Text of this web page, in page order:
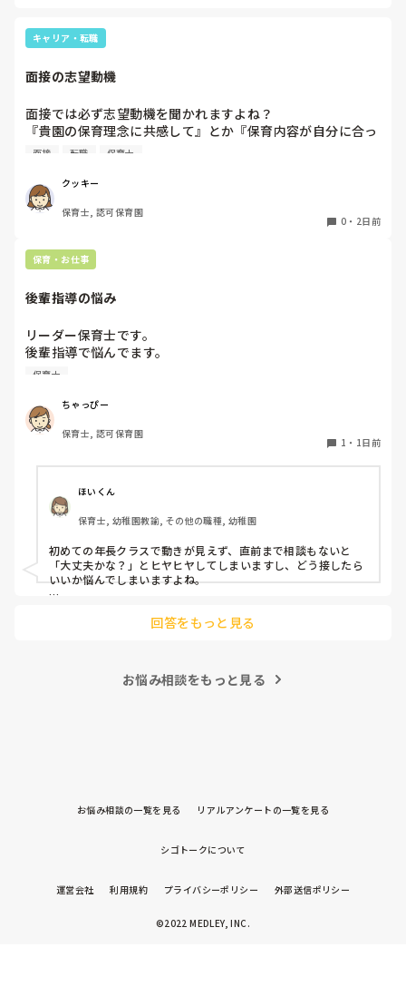
キャリア・転職
面接の志望動機
面接では必ず志望動機を聞かれますよね？
『貴園の保育理念に共感して』とか『保育内容が自分に合っ
てると思いました』等々が多いかと思いますが、実際はどう
私自身、園の雰囲気とか園の規模、保育内容は勘案しますが
正直なところ、家から通いやすいか、給与はどうか…という
ところに重きを置いています
皆さんは、志望動機をどのように答えていますか？また、本
音はどうですか？
面接 転職 保育士
クッキー
保育士, 認可保育園
0 ・ 2日前
保育・お仕事
後輩指導の悩み
リーダー保育士です。
後輩指導で悩んでます。
初めて年長を持つ後輩がいますが
いで様子見てると直前になるまで何もアクションがなかった
り
他の職員に聞いてる様子もなくて
よほど自分に聞きづらいのか、聞く必要性さえ感じないの
か、もうよくわからないです。
対応にも悩みます。
保育士
ちゃっぴー
保育士, 認可保育園
1 ・ 1日前
ほいくん
保育士, 幼稚園教諭, その他の職種, 幼稚園
初めての年長クラスで動きが見えず、直前まで相談もないと
「大丈夫かな？」とヒヤヒヤしてしまいますし、どう接したら
いいか悩んでしまいますよね。
「こんなこと聞いたら迷惑かな」と抱え込んでいるケースがと
件、どこまで進んだ？」「困ってることない？」と具体的に声
回答をもっと見る
お悩み相談をもっと見る
お悩み相談の一覧を見る リアルアンケートの一覧を見る
シゴトークについて
運営会社 利用規約 プライバシーポリシー 外部送信ポリシー
©2022 MEDLEY, INC.